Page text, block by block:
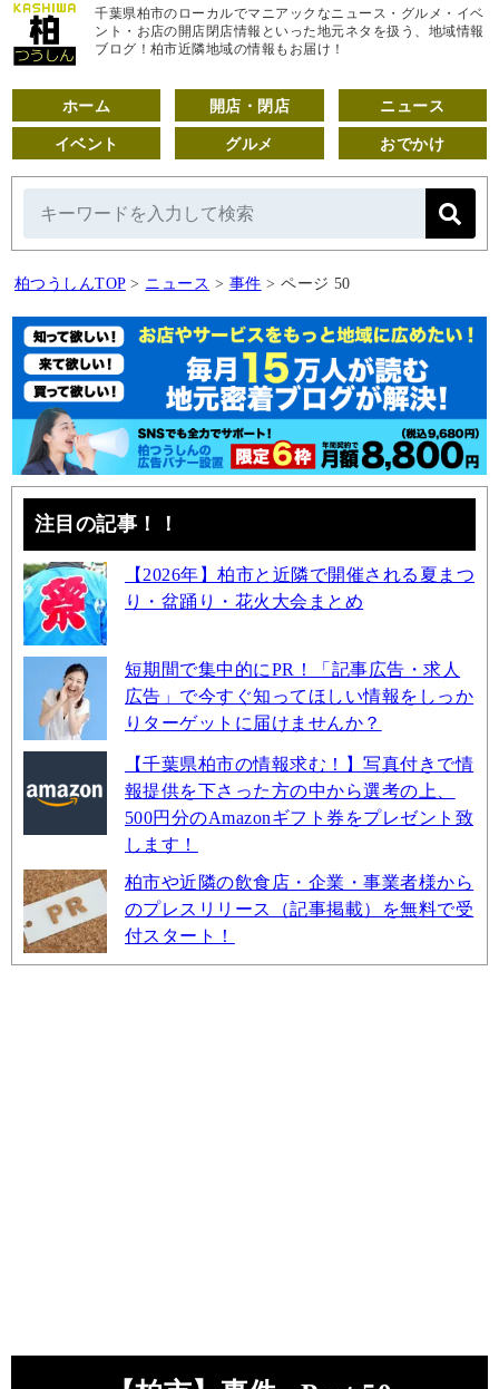
千葉県柏市のローカルでマニアックなニュース・グルメ・イベ
ント・お店の開店閉店情報といった地元ネタを扱う、地域情報
ブログ！柏市近隣地域の情報もお届け！
ホーム 開店・閉店 ニュース
イベント グルメ おでかけ
柏つうしんTOP > ニュース > 事件 > ページ 50
注目の記事！！
【2026年】柏市と近隣で開催される夏まつ
り・盆踊り・花火大会まとめ
短期間で集中的にPR！「記事広告・求人
広告」で今すぐ知ってほしい情報をしっか
りターゲットに届けませんか？
【千葉県柏市の情報求む！】写真付きで情
報提供を下さった方の中から選考の上、
500円分のAmazonギフト券をプレゼント致
します！
柏市や近隣の飲食店・企業・事業者様から
のプレスリリース（記事掲載）を無料で受
付スタート！